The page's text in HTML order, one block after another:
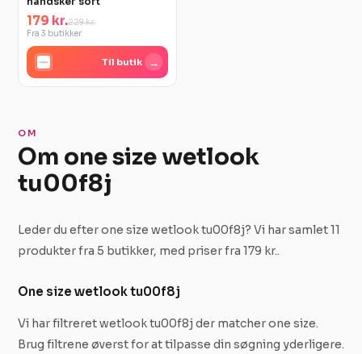
179 kr.229 kr.
Fra 3 butikker
Til butik →
OM
Om one size wetlook
tu00f8j
Leder du efter one size wetlook tu00f8j? Vi har samlet 11
produkter fra 5 butikker, med priser fra 179 kr..
One size wetlook tu00f8j
Vi har filtreret wetlook tu00f8j der matcher one size.
Brug filtrene øverst for at tilpasse din søgning yderligere.